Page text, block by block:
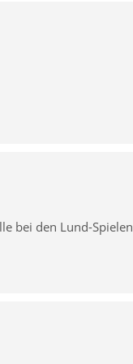
bei den Lund-Spielen